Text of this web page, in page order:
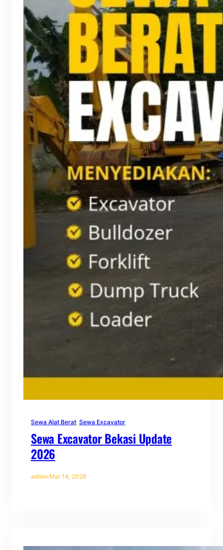
Sewa Alat Berat, Sewa Excavator
Sewa Excavator Bekasi Update
2026
admin·Mar 14, 2026